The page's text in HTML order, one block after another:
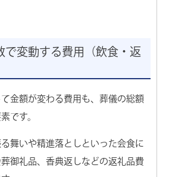
で変動する費用（飲食・返
金額が変わる費用も、葬儀の総額
です。
舞いや精進落としといった会食に
御礼品、香典返しなどの返礼品費